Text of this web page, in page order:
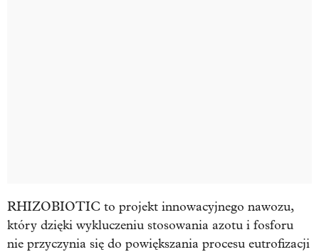
RHIZOBIOTIC to projekt innowacyjnego nawozu,
który dzięki wykluczeniu stosowania azotu i fosforu
nie przyczynia się do powiększania procesu eutrofizacji